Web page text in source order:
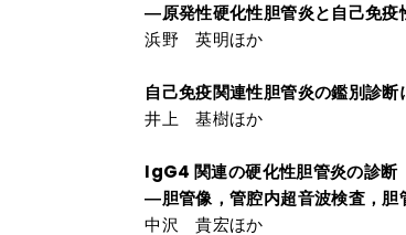
―原発性硬化性胆管炎と自己免
浜野 英明ほか
自己免疫関連性胆管炎の鑑別診
井上 基樹ほか
IgG4 関連の硬化性胆管炎の診断
―胆管像，管腔内超音波検査，
中沢 貴宏ほか